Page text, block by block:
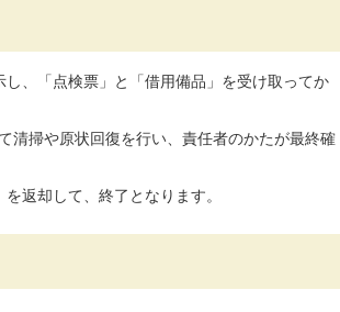
、「点検票」と「借用備品」を受け取ってか
清掃や原状回復を行い、責任者のかたが最終確
返却して、終了となります。